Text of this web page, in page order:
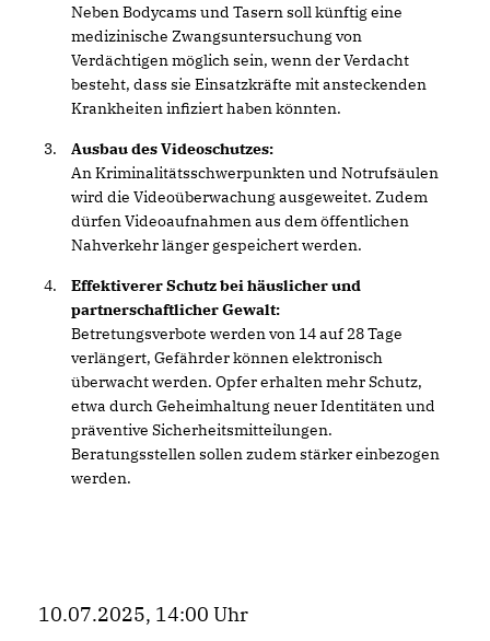
Neben Bodycams und Tasern soll künftig eine
medizinische Zwangsuntersuchung von
Verdächtigen möglich sein, wenn der Verdacht
besteht, dass sie Einsatzkräfte mit ansteckenden
Krankheiten infiziert haben könnten.
Ausbau des Videoschutzes:
An Kriminalitätsschwerpunkten und Notrufsäulen
wird die Videoüberwachung ausgeweitet. Zudem
dürfen Videoaufnahmen aus dem öffentlichen
Nahverkehr länger gespeichert werden.
Effektiverer Schutz bei häuslicher und
partnerschaftlicher Gewalt:
Betretungsverbote werden von 14 auf 28 Tage
verlängert, Gefährder können elektronisch
überwacht werden. Opfer erhalten mehr Schutz,
etwa durch Geheimhaltung neuer Identitäten und
präventive Sicherheitsmitteilungen.
Beratungsstellen sollen zudem stärker einbezogen
werden.
10.07.2025, 14:00 Uhr